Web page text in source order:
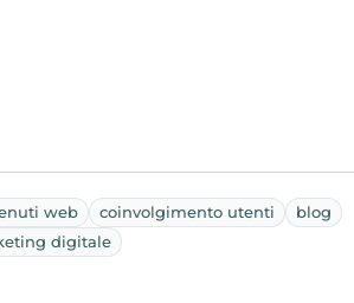
web coinvolgimento utenti
blog
digitale